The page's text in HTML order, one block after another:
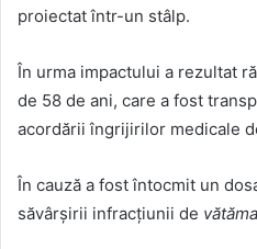
proiectat într-un stâlp.
În urma impactului a rezultat
de 58 de ani, care a fost
acordării îngrijirilor medicale
În cauză a fost întocmit un
săvârșirii infracțiunii de